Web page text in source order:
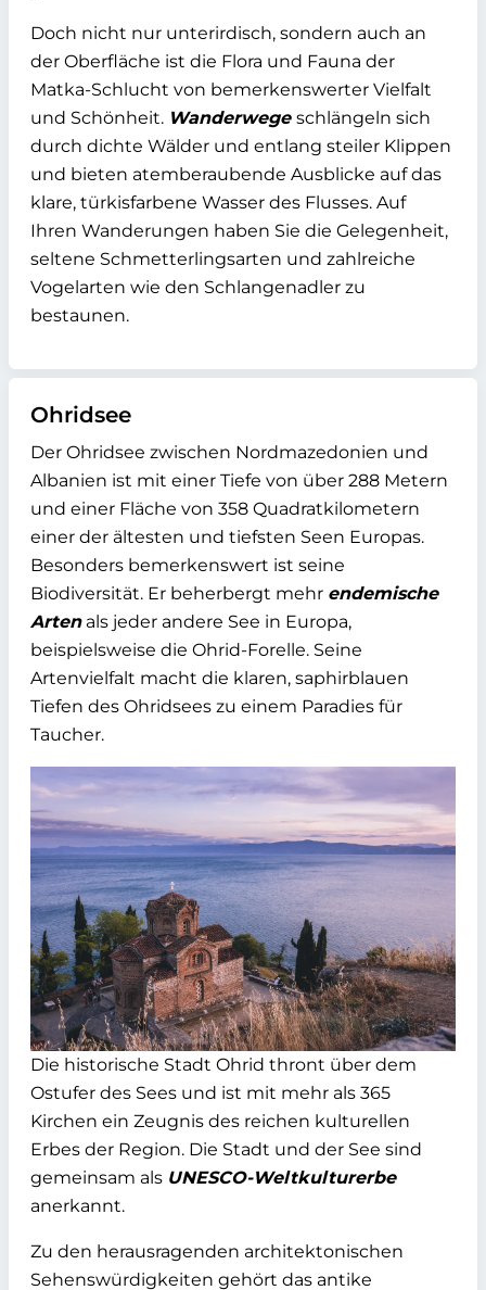
Doch nicht nur unterirdisch, sondern auch an
der Oberfläche ist die Flora und Fauna der
Matka-Schlucht von bemerkenswerter Vielfalt
und Schönheit. Wanderwege schlängeln sich
durch dichte Wälder und entlang steiler Klippen
und bieten atemberaubende Ausblicke auf das
klare, türkisfarbene Wasser des Flusses. Auf
Ihren Wanderungen haben Sie die Gelegenheit,
seltene Schmetterlingsarten und zahlreiche
Vogelarten wie den Schlangenadler zu
bestaunen.
Ohridsee
Der Ohridsee zwischen Nordmazedonien und
Albanien ist mit einer Tiefe von über 288 Metern
und einer Fläche von 358 Quadratkilometern
einer der ältesten und tiefsten Seen Europas.
Besonders bemerkenswert ist seine
Biodiversität. Er beherbergt mehr endemische
Artenals jeder andere See in Europa,
beispielsweise die Ohrid-Forelle. Seine
Artenvielfalt macht die klaren, saphirblauen
Tiefen des Ohridsees zu einem Paradies für
Taucher.
Die historische Stadt Ohrid thront über dem
Ostufer des Sees und ist mit mehr als 365
Kirchen ein Zeugnis des reichen kulturellen
Erbes der Region. Die Stadt und der See sind
gemeinsam als UNESCO-Weltkulturerbe
anerkannt.
Zu den herausragenden architektonischen
Sehenswürdigkeiten gehört das antike